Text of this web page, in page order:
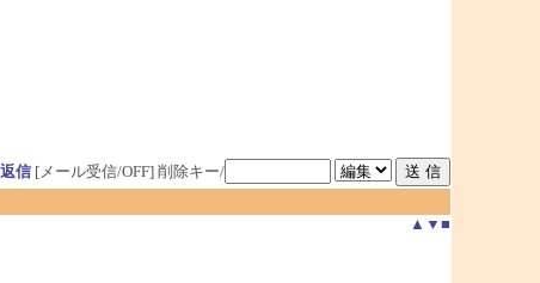
信[メール受信/OFF] 削除キー/
▲ ▼ ■